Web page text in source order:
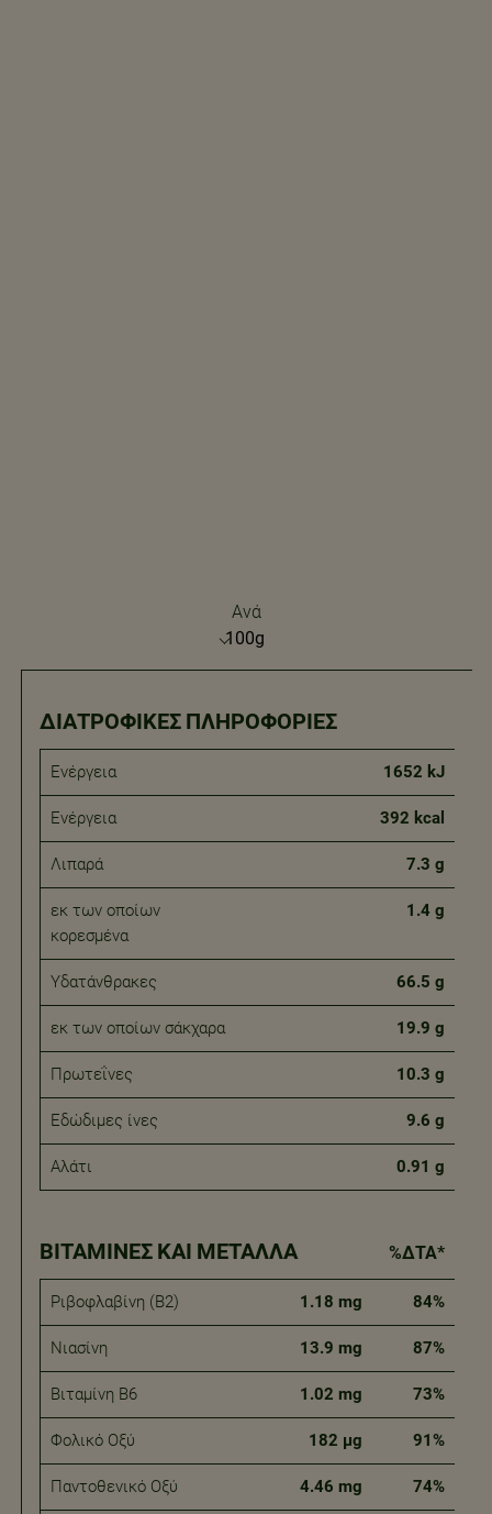
Ανά
ΔΙΑΤΡΟΦΙΚΈΣ ΠΛΗΡΟΦΟΡΊΕΣ
Ενέργεια 1652 kJ
Ενέργεια 392 kcal
Λιπαρά 7.3 g
εκ των οποίων
κορεσμένα
1.4 g
Υδατάνθρακες 66.5 g
εκ των οποίων σάκχαρα 19.9 g
Πρωτεΐνες 10.3 g
Εδώδιμες ίνες 9.6 g
Αλάτι 0.91 g
ΒΙΤΑΜΊΝΕΣ ΚΑΙ ΜΈΤΑΛΛΑ %ΔΤΑ*
Ριβοφλαβίνη (Β2) 1.18 mg 84%
Νιασίνη 13.9 mg 87%
Βιταμίνη Β6 1.02 mg 73%
Φολικό Οξύ 182 μg 91%
Παντοθενικό Οξύ 4.46 mg 74%